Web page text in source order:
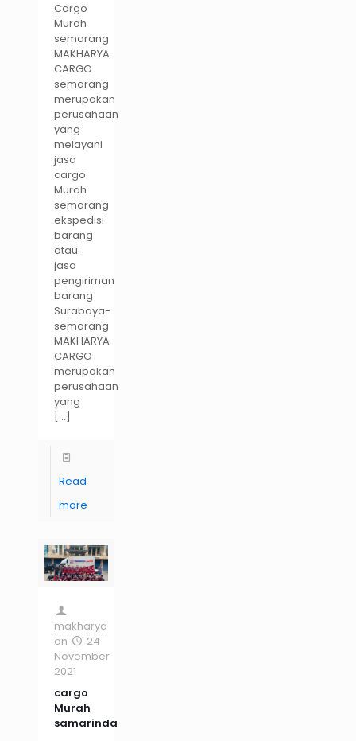
Cargo
Murah
semarang
MAKHARYA
CARGO
semarang
merupakan
perusahaan
yang
melayani
jasa
cargo
Murah
semarang
ekspedisi
barang
atau
jasa
pengiriman
barang
Surabaya-
semarang
MAKHARYA
CARGO
merupakan
perusahaan
yang
[…]
Read
more
makharya
on
24
November
2021
cargo
Murah
samarinda